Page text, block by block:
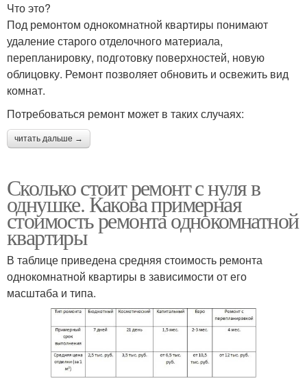
Что это?
Под ремонтом однокомнатной квартиры понимают
удаление старого отделочного материала,
перепланировку, подготовку поверхностей, новую
облицовку. Ремонт позволяет обновить и освежить вид
комнат.
Потребоваться ремонт может в таких случаях:
читать дальше →
Сколько стоит ремонт с нуля в
однушке. Какова примерная
стоимость ремонта однокомнатной
квартиры
В таблице приведена средняя стоимость ремонта
однокомнатной квартиры в зависимости от его
масштаба и типа.